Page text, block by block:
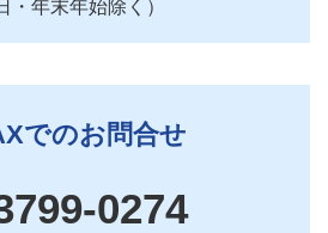
・年末年始除く）
でのお問合せ
0274